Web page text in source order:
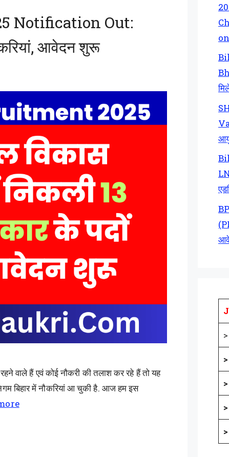
Notification Out:
आवेदन शुरू
हैं एवं कोई नौकरी की तलाश कर रहे हैं तो यह
बिहार में नौकरियां आ चुकी है. आज हम इस
>
>
>
>
>